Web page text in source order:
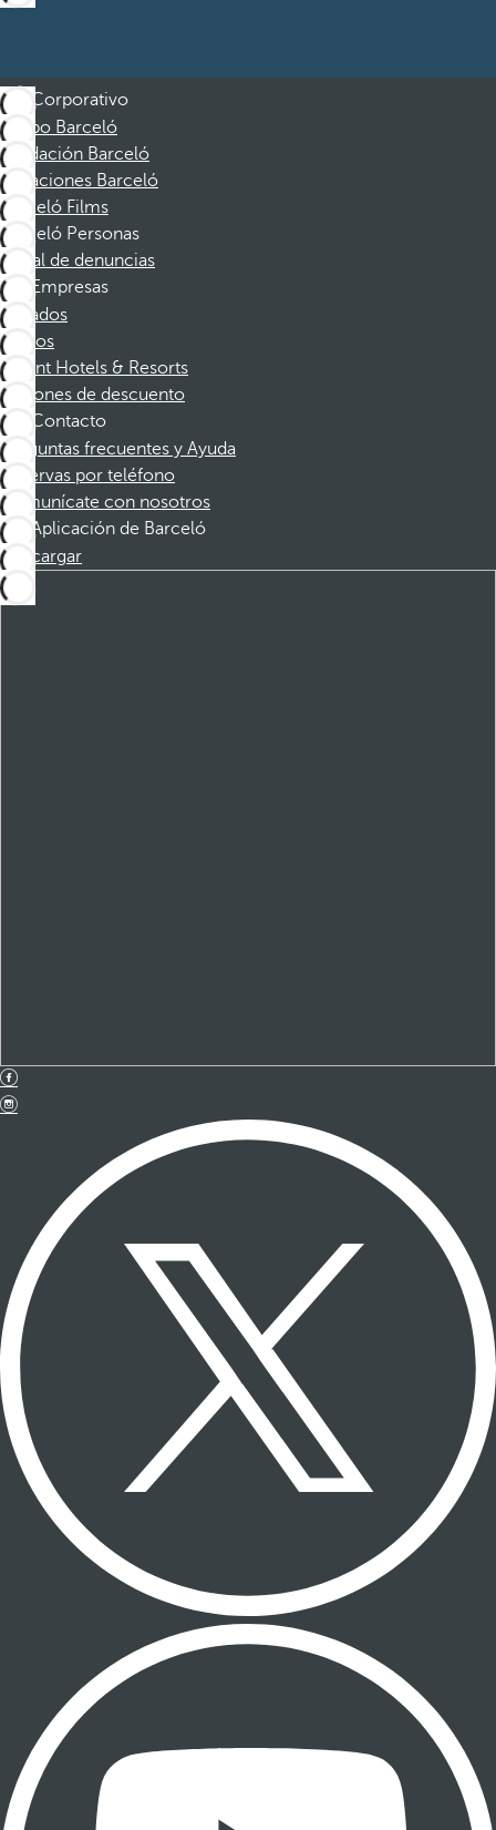
Corporativo
Grupo Barceló
Fundación Barceló
Vacaciones Barceló
Barceló Films
Barceló Personas
Canal de denuncias
Empresas
Afiliados
Socios
Dorint Hotels & Resorts
Cupones de descuento
Contacto
Preguntas frecuentes y Ayuda
Reservas por teléfono
Comunícate con nosotros
Aplicación de Barceló
Descargar